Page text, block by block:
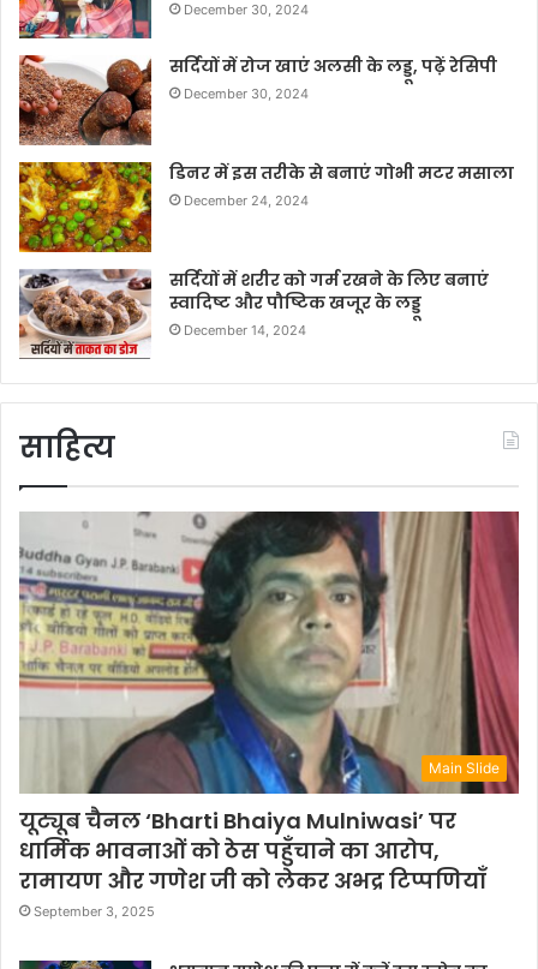
December 30, 2024
सर्दियों में रोज खाएं अलसी के लड्डू, पढ़ें रेसिपी
December 30, 2024
डिनर में इस तरीके से बनाएं गोभी मटर मसाला
December 24, 2024
सर्दियों में शरीर को गर्म रखने के लिए बनाएं
स्वादिष्ट और पौष्टिक खजूर के लड्डू
December 14, 2024
साहित्य
Main Slide
यूट्यूब चैनल ‘Bharti Bhaiya Mulniwasi’ पर
धार्मिक भावनाओं को ठेस पहुँचाने का आरोप,
रामायण और गणेश जी को लेकर अभद्र टिप्पणियाँ
September 3, 2025